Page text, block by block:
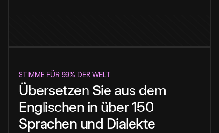
STIMME FÜR 99% DER WELT
Übersetzen Sie aus dem
Englischen in über 150
Sprachen und Dialekte